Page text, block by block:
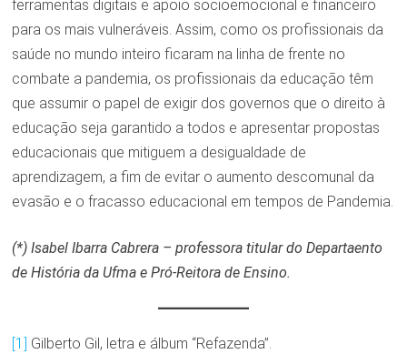
ferramentas digitais e apoio socioemocional e financeiro
para os mais vulneráveis. Assim, como os profissionais da
saúde no mundo inteiro ficaram na linha de frente no
combate a pandemia, os profissionais da educação têm
que assumir o papel de exigir dos governos que o direito à
educação seja garantido a todos e apresentar propostas
educacionais que mitiguem a desigualdade de
aprendizagem, a fim de evitar o aumento descomunal da
evasão e o fracasso educacional em tempos de Pandemia.
(*) Isabel Ibarra Cabrera – professora titular do Departaento
de História da Ufma e Pró-Reitora de Ensino.
[1] Gilberto Gil, letra e álbum “Refazenda”.